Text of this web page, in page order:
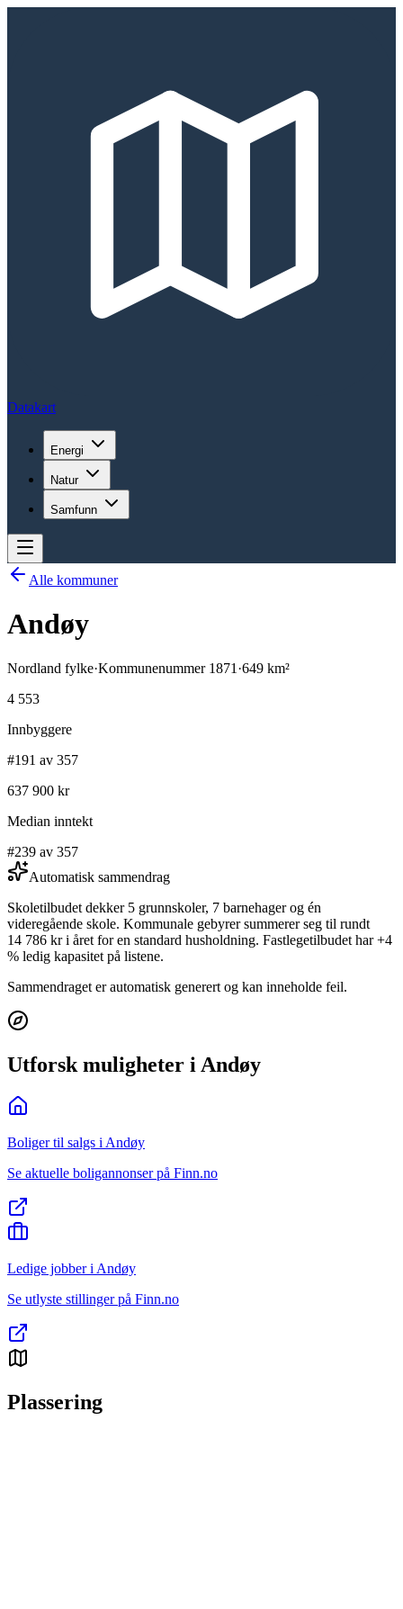
Datakart
Energi
Natur
Samfunn
Alle kommuner
Andøy
Nordland fylke·Kommunenummer 1871 ·649 km²
4 553
Innbyggere
#191 av 357
637 900 kr
Median inntekt
#239 av 357
Automatisk sammendrag
Skoletilbudet dekker 5 grunnskoler, 7 barnehager og én
videregående skole. Kommunale gebyrer summerer seg til rundt
14 786 kr i året for en standard husholdning. Fastlegetilbudet har +4
% ledig kapasitet på listene.
Sammendraget er automatisk generert og kan inneholde feil.
Utforsk muligheter i Andøy
Boliger til salgs i Andøy
Se aktuelle boligannonser på Finn.no
Ledige jobber i Andøy
Se utlyste stillinger på Finn.no
Plassering